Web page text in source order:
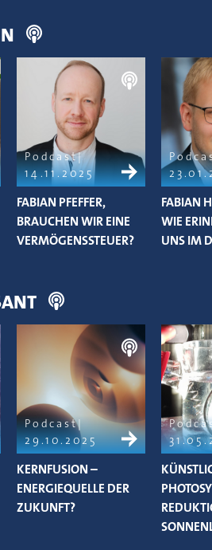
Podcast
14.11.2025
FABIAN PFEFFER,
BRAUCHEN WIR EINE
VERMÖGENSSTEUER?
FABIAN
WIE
UNS IM
Podcast
29.10.2025
KERNFUSION –
ENERGIEQUELLE DER
ZUKUNFT?